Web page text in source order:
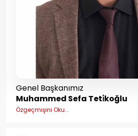
Genel Başkanımız
Muhammed Sefa Teti̇koğlu
Özgeçmişini Oku...